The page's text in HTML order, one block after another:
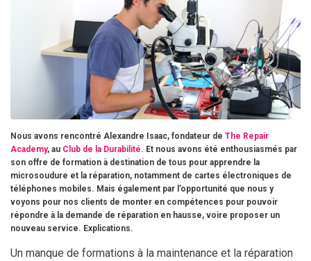
Nous avons rencontré Alexandre Isaac, fondateur de The Repair
Academy, au Club de la Durabilité. Et nous avons été enthousiasmés par
son offre de formation à destination de tous pour apprendre la
microsoudure et la réparation, notamment de cartes électroniques de
téléphones mobiles. Mais également par l’opportunité que nous y
voyons pour nos clients de monter en compétences pour pouvoir
répondre à la demande de réparation en hausse, voire proposer un
nouveau service. Explications.
Un manque de formations à la maintenance et la réparation